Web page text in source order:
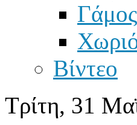
Βίντεο
Τρίτη, 31